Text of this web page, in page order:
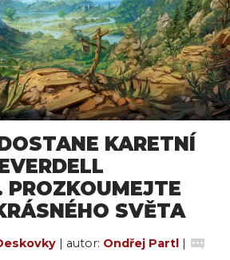
KARETNÍ
PROZKOUMEJTE
SVĚTA
| autor: Ondřej Partl |